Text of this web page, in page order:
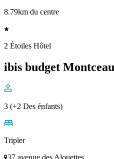
8.79km du centre
2 Étoiles Hôtel
ibis budget
3 (+2 Des énfants)
Tripler
37 avenue des Alouettes